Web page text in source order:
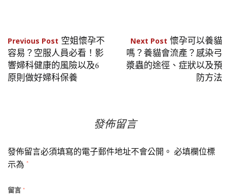
文
章
導
Previous Post 空姐懷孕不
容易？空服人員必看！影
響婦科健康的風險以及6
原則做好婦科保養
Next Post 懷孕可以養貓
嗎？養貓會流產？感染弓
漿蟲的途徑、症狀以及預
防方法
發佈留言
發佈留言必須填寫的電子郵件地址不會公開。 必填欄位標
示為 *
留言 *